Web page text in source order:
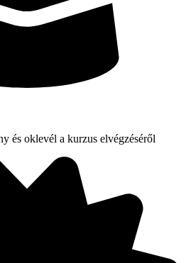
és oklevél a kurzus elvégzéséről